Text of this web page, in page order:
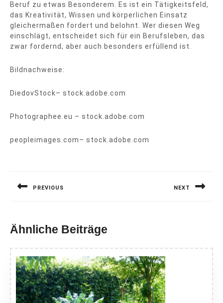
Beruf zu etwas Besonderem. Es ist ein Tätigkeitsfeld,
das Kreativität, Wissen und körperlichen Einsatz
gleichermaßen fordert und belohnt. Wer diesen Weg
einschlägt, entscheidet sich für ein Berufsleben, das
zwar fordernd, aber auch besonders erfüllend ist.
Bildnachweise:
DiedovStock– stock.adobe.com
Photographee.eu – stock.adobe.com
peopleimages.com– stock.adobe.com
PREVIOUS NEXT
Ähnliche Beiträge